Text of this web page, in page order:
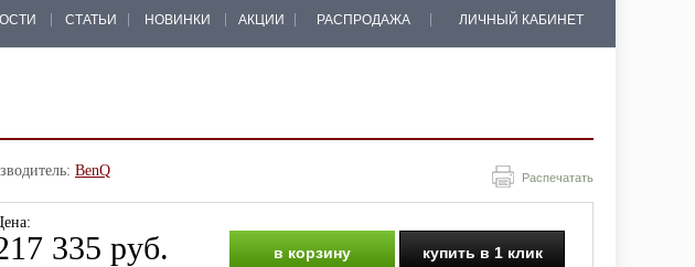
СТАТЬИ НОВИНКИ АКЦИИ РАСПРОДАЖА ЛИЧНЫЙ КАБИНЕТ
Распечатать
BenQ
335 руб. в корзину купить в 1 клик